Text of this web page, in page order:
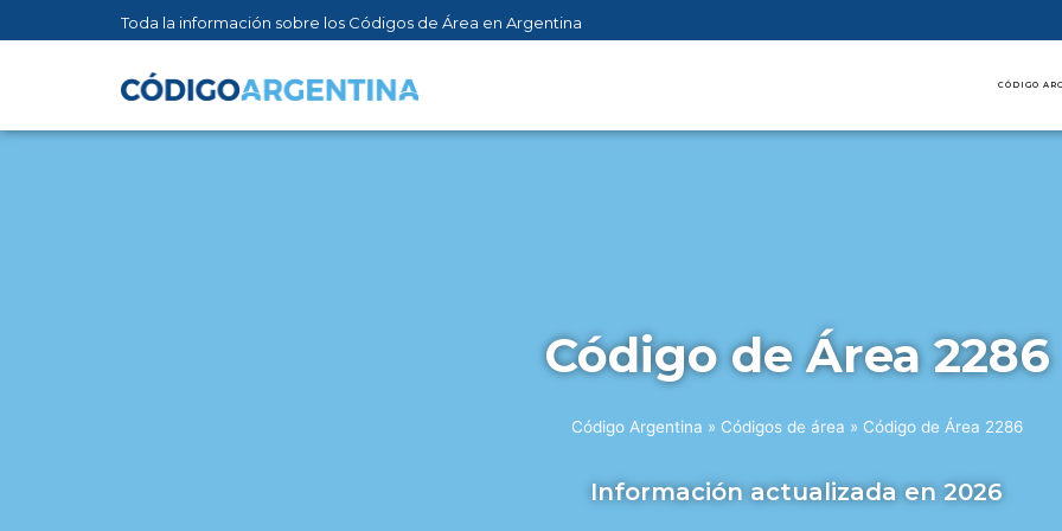
Toda la información sobre los Códigos de Área en Argentina
CÓDIGO
Código de Área 2286
Código Argentina » Códigos de área » Código de Área 2286
Información actualizada en 2026